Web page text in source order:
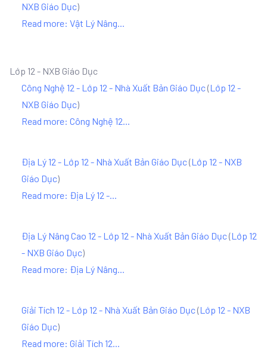
NXB Giáo Dục)
Read more: Vật Lý Nâng...
Lớp 12 - NXB Giáo Dục
Công Nghệ 12 - Lớp 12 - Nhà Xuất Bản Giáo Dục(Lớp 12 -
NXB Giáo Dục)
Read more: Công Nghệ 12...
Địa Lý 12 - Lớp 12 - Nhà Xuất Bản Giáo Dục(Lớp 12 - NXB
Giáo Dục)
Read more: Địa Lý 12 -...
Địa Lý Nâng Cao 12 - Lớp 12 - Nhà Xuất Bản Giáo Dục(Lớp 12
- NXB Giáo Dục)
Read more: Địa Lý Nâng...
Giải Tích 12 - Lớp 12 - Nhà Xuất Bản Giáo Dục(Lớp 12 - NXB
Giáo Dục)
Read more: Giải Tích 12...